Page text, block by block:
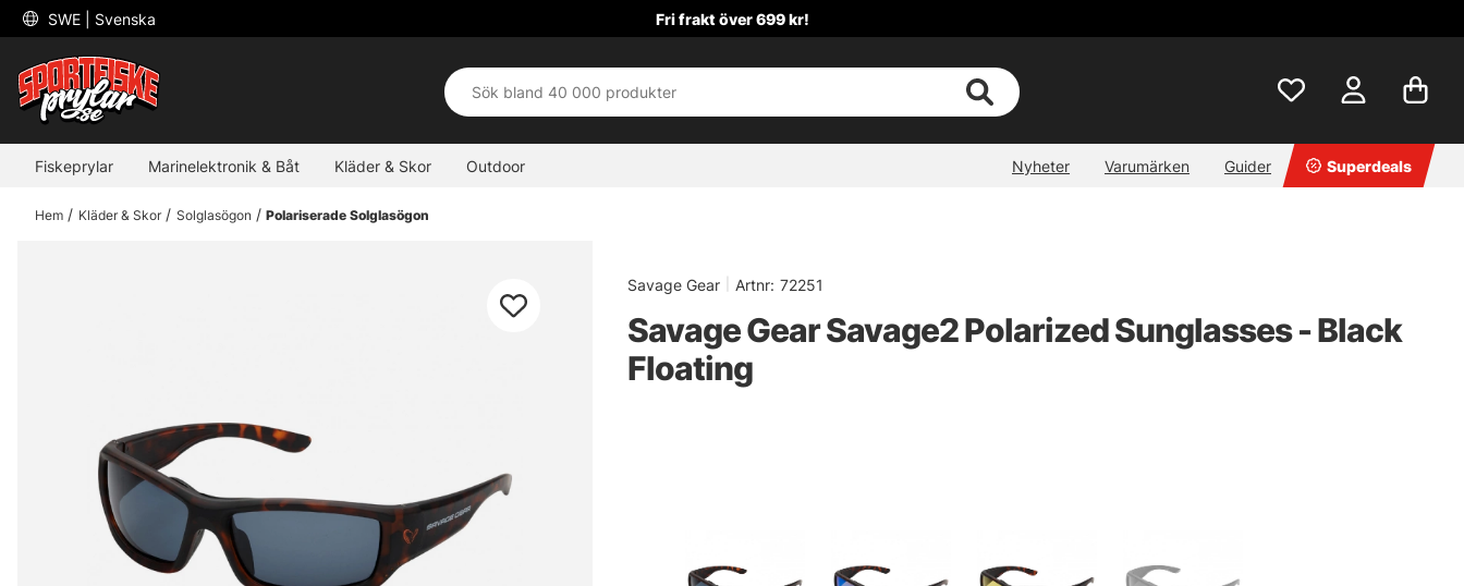
SWE | Svenska Fri frakt över 699 kr!
Fiskeprylar Marinelektronik & Båt Kläder & Skor Outdoor Nyheter Varumärken Guider Superdeals
Hem Kläder & Skor Solglasögon Polariserade Solglasögon
Savage Gear Artnr: 72251
Savage Gear Savage2 Polarized Sunglasses - Black
Floating